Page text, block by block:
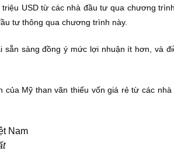
USD từ các nhà đầu tư qua chương
tư thông qua chương trình này.
sàng đồng ý mức lợi nhuận ít hơn, và
của Mỹ than vãn thiếu vốn giá rẻ từ các